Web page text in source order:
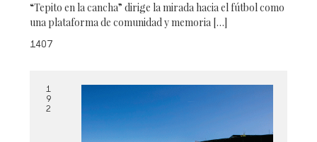
“Tepito en la cancha” dirige la mirada hacia el fútbol como
una plataforma de comunidad y memoria […]
1407
1
9
2